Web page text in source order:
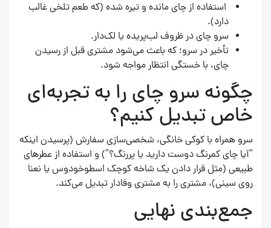
استفاده از چای مانده و تیره شده (که طعم تلخی غالب
دارد).
سرو چای در ظروف لب‌پریده یا لک‌دار.
تأخیر در سرو؛ که باعث می‌شود مشتری قبل از رسیدن
چای، با خستگی انتظار مواجه شود.
چگونه سرو چای را به تجربه‌ای
خاص تبدیل کنیم؟
سرو همراه با کوکی خانگی، شخصی‌سازی سفارش (پرسیدن اینکه
“آیا چای کمرنگ دوست دارید یا پررنگ؟”) و استفاده از عطرهای
طبیعی (مثل قرار دادن یک شاخه کوچک اسطوخودوس یا نعنا
روی سینی)، مشتری را به مشتری وفادار تبدیل می‌کند.
جمع‌بندی نهایی